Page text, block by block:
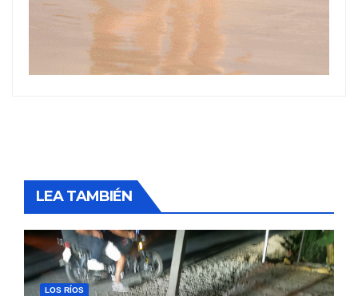
LEA TAMBIÉN
LOS RÍOS